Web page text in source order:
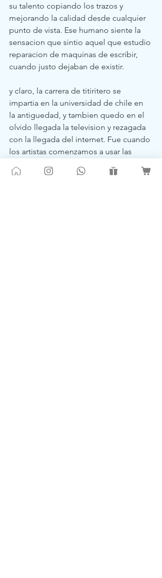
su talento copiando los trazos y
mejorando la calidad desde cualquier
punto de vista. Ese humano siente la
sensacion que sintio aquel que estudio
reparacion de maquinas de escribir,
cuando justo dejaban de existir.
y claro, la carrera de titiritero se
impartia en la universidad de chile en
la antiguedad, y tambien quedo en el
olvido llegada la television y rezagada
con la llegada del internet. Fue cuando
los artistas comenzamos a usar las
el valor de la cultura, que no cambia,